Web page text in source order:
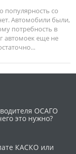
популярность со
Автомобили были,
потребность в
автомоек еще не
ОСАГО
это нужно?
КАСКО или